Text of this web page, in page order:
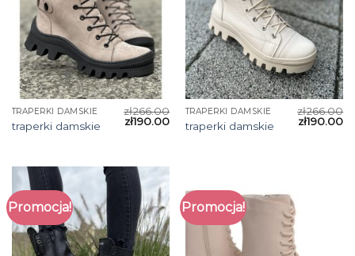
TRAPERKI DAMSKIE
traperki damskie
zł266.00
zł190.00
TRAPERKI DAMSKIE
traperki damskie
zł266.00
zł190.00
Promocja! Promocja!